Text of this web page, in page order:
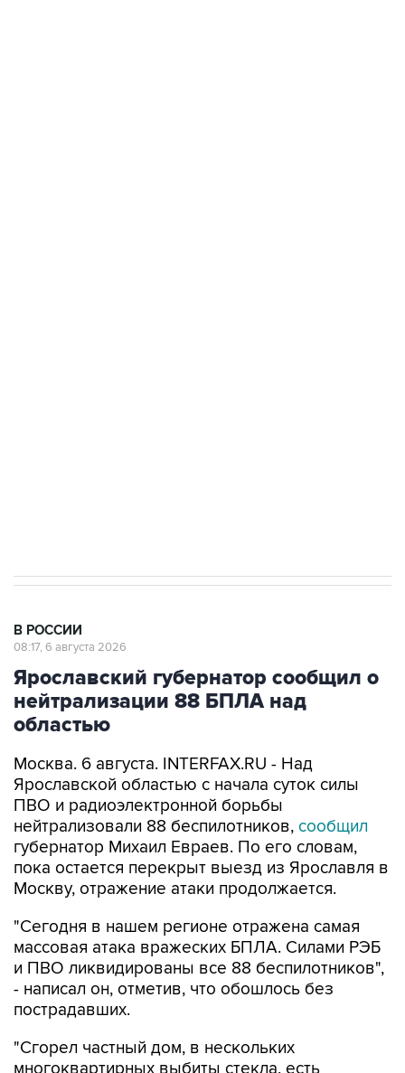
В РОССИИ
08:17, 6 августа 2026
Ярославский губернатор сообщил о
нейтрализации 88 БПЛА над
областью
Москва. 6 августа. INTERFAX.RU - Над
Ярославской областью с начала суток силы
ПВО и радиоэлектронной борьбы
нейтрализовали 88 беспилотников, сообщил
губернатор Михаил Евраев. По его словам,
пока остается перекрыт выезд из Ярославля в
Москву, отражение атаки продолжается.
"Сегодня в нашем регионе отражена самая
массовая атака вражеских БПЛА. Силами РЭБ
и ПВО ликвидированы все 88 беспилотников",
- написал он, отметив, что обошлось без
пострадавших.
"Сгорел частный дом, в нескольких